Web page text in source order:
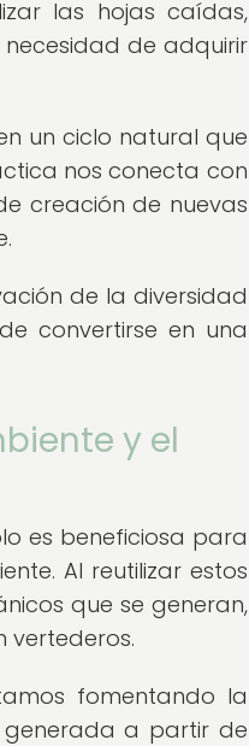
las hojas caídas,
de adquirir
un ciclo natural que
nos conecta con
creación de nuevas
de la diversidad
convertirse en una
y el
es beneficiosa para
Al reutilizar estos
que se generan,
vertederos.
fomentando la
a partir de